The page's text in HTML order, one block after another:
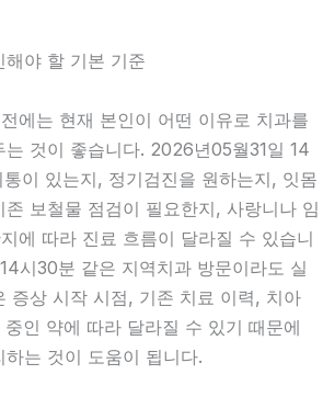
야 할 기본 기준
에는 현재 본인이 어떤 이유로 치과를
는 것이 좋습니다. 2026년05월31일 14
이 있는지, 정기검진을 원하는지, 잇몸
보철물 점검이 필요한지, 사랑니나 임
에 따라 진료 흐름이 달라질 수 있습니
시30분 같은 지역치과 방문이라도 실
증상 시작 시점, 기존 치료 이력, 치아
인 약에 따라 달라질 수 있기 때문에
는 것이 도움이 됩니다.